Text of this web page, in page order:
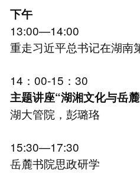
下午
13:00—14:00
重走习近平总书记在湖南
14：00-15：30
主题讲座“湖湘文化与岳
湖大管院，彭璐珞
15:30—17:30
岳麓书院思政研学